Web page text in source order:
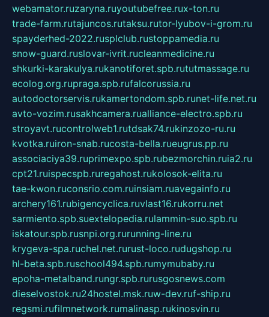
webamator.ruzaryna.ruyoutubefree.rux-ton.ru
trade-farm.rutajuncos.rutaksu.rutor-lyubov-i-grom.ru
spayderhed-2022.rusplclub.rustoppamedia.ru
snow-guard.ruslovar-ivrit.rucleanmedicine.ru
shkurki-karakulya.rukanotiforet.spb.rututmassage.ru
ecolog.org.rupraga.spb.rufalcorussia.ru
autodoctorservis.rukamertondom.spb.runet-life.net.ru
avto-vozim.rusakhcamera.rualliance-electro.spb.ru
stroyavt.rucontrolweb1.rutdsak74.rukinzozo-ru.ru
kvotka.ruiron-snab.rucosta-bella.rueugrus.pp.ru
associaciya39.ruprimexpo.spb.rubezmorchin.ruia2.ru
cpt21.ruispecspb.ruregahost.rukolosok-elita.ru
tae-kwon.ruconsrio.com.ruinsiam.ruavegainfo.ru
archery161.rubigencyclica.ruvlast16.rukorru.net
sarmiento.spb.suextelopedia.rulammin-suo.spb.ru
iskatour.spb.rusnpi.org.rurunning-line.ru
krygeva-spa.ruchel.net.rurust-loco.rudugshop.ru
hl-beta.spb.ruschool494.spb.rumymubaby.ru
epoha-metalband.rungr.spb.rurusgosnews.com
dieselvostok.ru24hostel.msk.ruw-dev.ruf-ship.ru
regsmi.rufilmnetwork.rumalinasp.rukinosvin.ru